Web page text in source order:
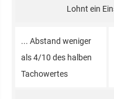
... Abstand weniger
als 4/10 des halben
Tacho­wertes